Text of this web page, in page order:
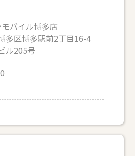
バイル博多店
多区博多駅前2丁目16-4
ル205号